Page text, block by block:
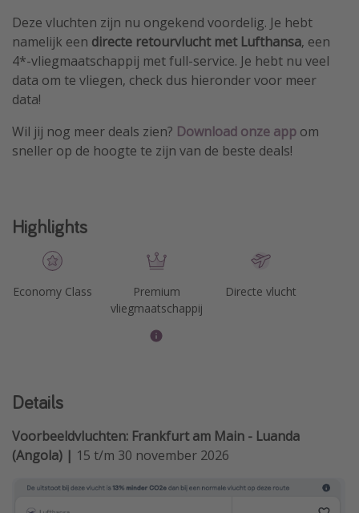
Deze vluchten zijn nu ongekend voordelig. Je hebt
namelijk een directe retourvlucht met Lufthansa, een
4*-vliegmaatschappij met full-service. Je hebt nu veel
data om te vliegen, check dus hieronder voor meer
data!
Wil jij nog meer deals zien? Download onze app om
sneller op de hoogte te zijn van de beste deals!
Highlights
Economy Class
Premium
vliegmaatschappij
Directe vlucht
Details
Voorbeeldvluchten: Frankfurt am Main - Luanda
(Angola) | 15 t/m 30 november 2026